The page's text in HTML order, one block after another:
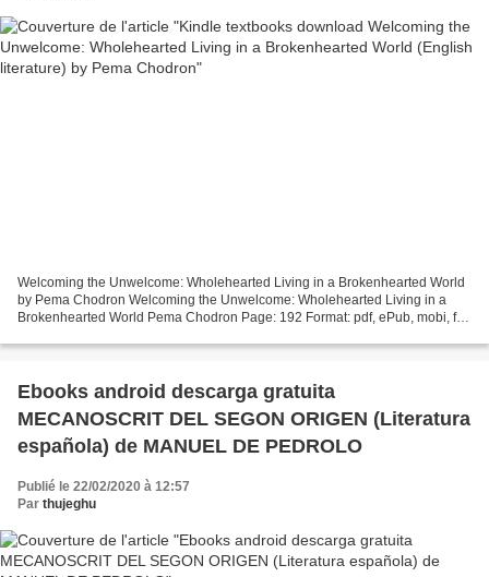
Welcoming the Unwelcome: Wholehearted Living in a Brokenhearted World
by Pema Chodron Welcoming the Unwelcome: Wholehearted Living in a
Brokenhearted World Pema Chodron Page: 192 Format: pdf, ePub, mobi, fb2
Ebooks android descarga gratuita
MECANOSCRIT DEL SEGON ORIGEN (Literatura
española) de MANUEL DE PEDROLO
Publié le 22/02/2020 à 12:57
Par thujeghu